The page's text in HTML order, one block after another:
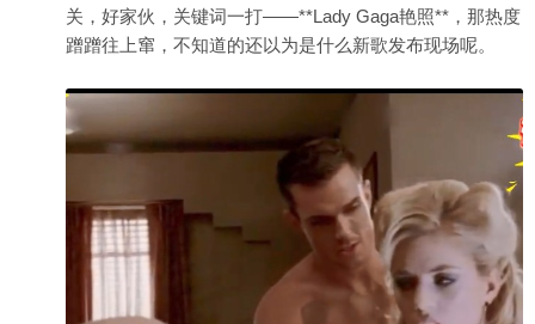
关，好家伙，关键词一打——**Lady Gaga艳照**，那热度
蹭蹭往上窜，不知道的还以为是什么新歌发布现场呢。